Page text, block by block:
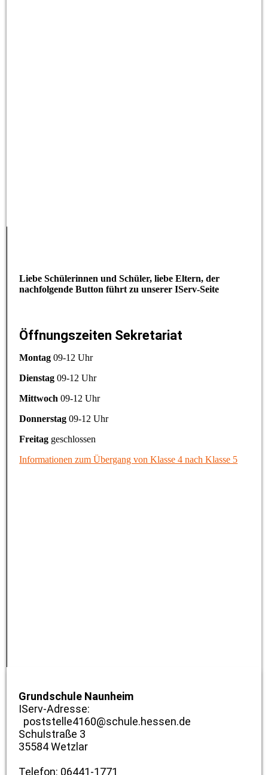
Liebe Schülerinnen und Schüler, liebe Eltern, der
nachfolgende Button führt zu unserer IServ-Seite
Öffnungszeiten Sekretariat
Montag 09-12 Uhr
Dienstag 09-12 Uhr
Mittwoch 09-12 Uhr
Donnerstag 09-12 Uhr
Freitag geschlossen
Informationen zum Übergang von Klasse 4 nach Klasse 5
Grundschule Naunheim
IServ-Adresse:
poststelle4160@schule.hessen.de
Schulstraße 3
35584 Wetzlar
Telefon: 06441-1771